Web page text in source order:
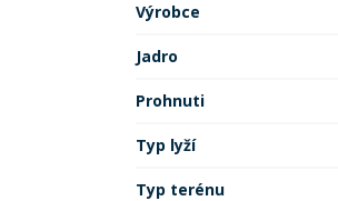
Výrobce
Jadro
Prohnuti
Typ lyží
Typ terénu